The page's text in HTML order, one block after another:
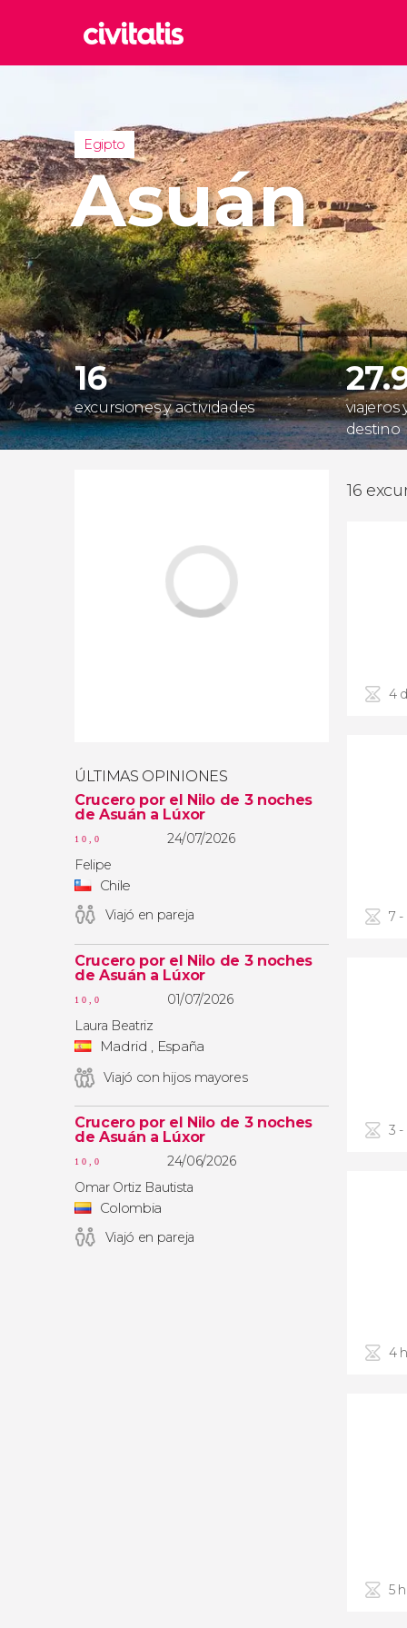
Italia
Reino
Reino
Turquía
Egipto
Asuán
16
excursiones y actividades
viajeros
destino
ÚLTIMAS OPINIONES
Crucero por el Nilo de 3 noches
de Asuán a Lúxor
10,0
24/07/2026
Felipe
Chile
Viajó en pareja
Crucero por el Nilo de 3 noches
de Asuán a Lúxor
10,0
01/07/2026
Laura Beatriz
Madrid , España
Viajó con hijos mayores
Crucero por el Nilo de 3 noches
de Asuán a Lúxor
10,0
24/06/2026
Omar Ortiz Bautista
Colombia
Viajó en pareja
16
4
7
3 -
4
5